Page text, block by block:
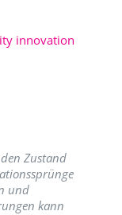
innovation
Zustand
und
kann